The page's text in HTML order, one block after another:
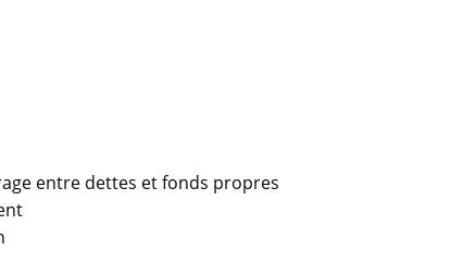
entre dettes et fonds propres